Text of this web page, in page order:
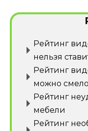
Рейтинг
нельзя
Рейтинг
можно
Рейтинг
мебели
Рейтинг